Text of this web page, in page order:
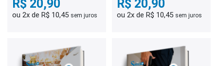
R$ 20,90
ou 2x de R$ 10,45 sem juros
R$ 20,90
ou 2x de R$ 10,45 sem juros